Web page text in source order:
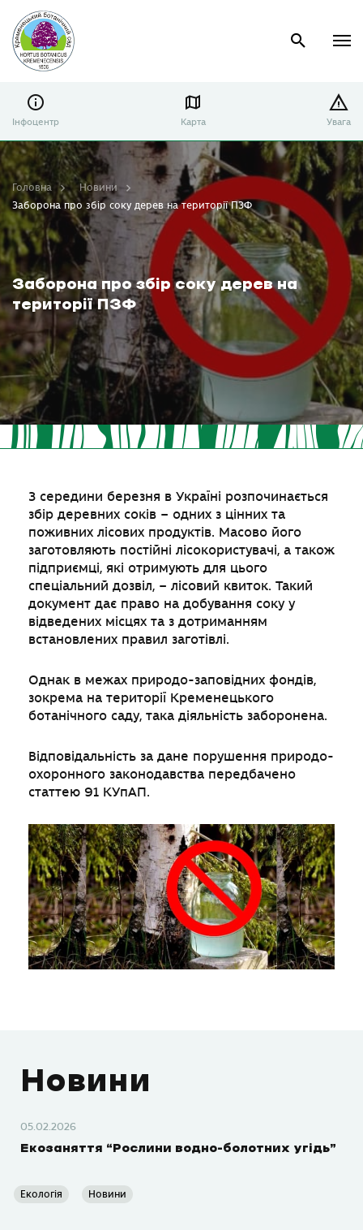
Інфоцентр Карта Увага
Заборона про збір соку дерев на
території ПЗФ
Головна
Новини
Заборона про збір соку дерев на території ПЗФ
З середини березня в Україні розпочинається
збір деревних соків – одних з цінних та
поживних лісових продуктів. Масово його
заготовляють постійні лісокористувачі, а також
підприємці, які отримують для цього
спеціальний дозвіл, – лісовий квиток. Такий
документ дає право на добування соку у
відведених місцях та з дотриманням
встановлених правил заготівлі.
Однак в межах природо-заповідних фондів,
зокрема на території Кременецького
ботанічного саду, така діяльність заборонена.
Відповідальність за дане порушення природо-
охоронного законодавства передбачено
статтею 91 КУпАП.
Новини
05.02.2026
Екозаняття “Рослини водно-болотних угідь”
Екологія Новини